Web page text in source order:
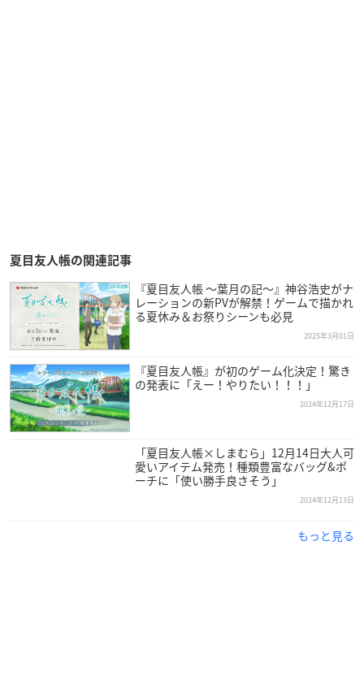
夏目友人帳の関連記事
『夏目友人帳 ～葉月の記～』神谷浩史がナ
レーションの新PVが解禁！ゲームで描かれ
る夏休み＆お祭りシーンも必見
2025年3月01日
『夏目友人帳』が初のゲーム化決定！驚き
の発表に「えー！やりたい！！！」
2024年12月17日
「夏目友人帳×しまむら」12月14日大人可
愛いアイテム発売！種類豊富なバッグ&ポ
ーチに「使い勝手良さそう」
2024年12月13日
もっと見る